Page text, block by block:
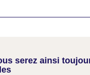
serez ainsi